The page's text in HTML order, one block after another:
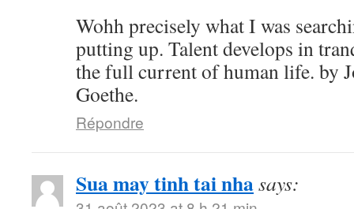
Wohh precisely what I was
putting up. Talent develops in
the full current of human life. by
Goethe.
Répondre
Sua may tinh tai nhasays: